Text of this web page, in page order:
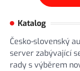
Katalog
Česko-slovenský
server zabývající
rady s výběrem